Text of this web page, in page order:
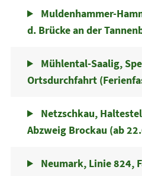
Muldenhammer-
d. Brücke an der
Mühlental-Saalig,
Ortsdurchfahrt
Netzschkau,
Abzweig Brockau (ab
Neumark, Linie 824,